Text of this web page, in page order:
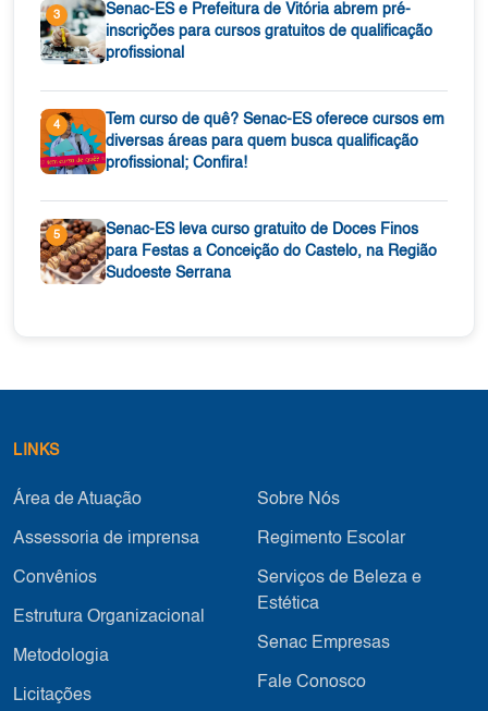
3
Senac-ES e Prefeitura de Vitória abrem pré-
inscrições para cursos gratuitos de qualificação
profissional
4
Tem curso de quê? Senac-ES oferece cursos em
diversas áreas para quem busca qualificação
profissional; Confira!
5
Senac-ES leva curso gratuito de Doces Finos
para Festas a Conceição do Castelo, na Região
Sudoeste Serrana
LINKS
Área de Atuação
Assessoria de imprensa
Convênios
Estrutura Organizacional
Metodologia
Licitações
Sobre Nós
Regimento Escolar
Serviços de Beleza e
Estética
Senac Empresas
Fale Conosco